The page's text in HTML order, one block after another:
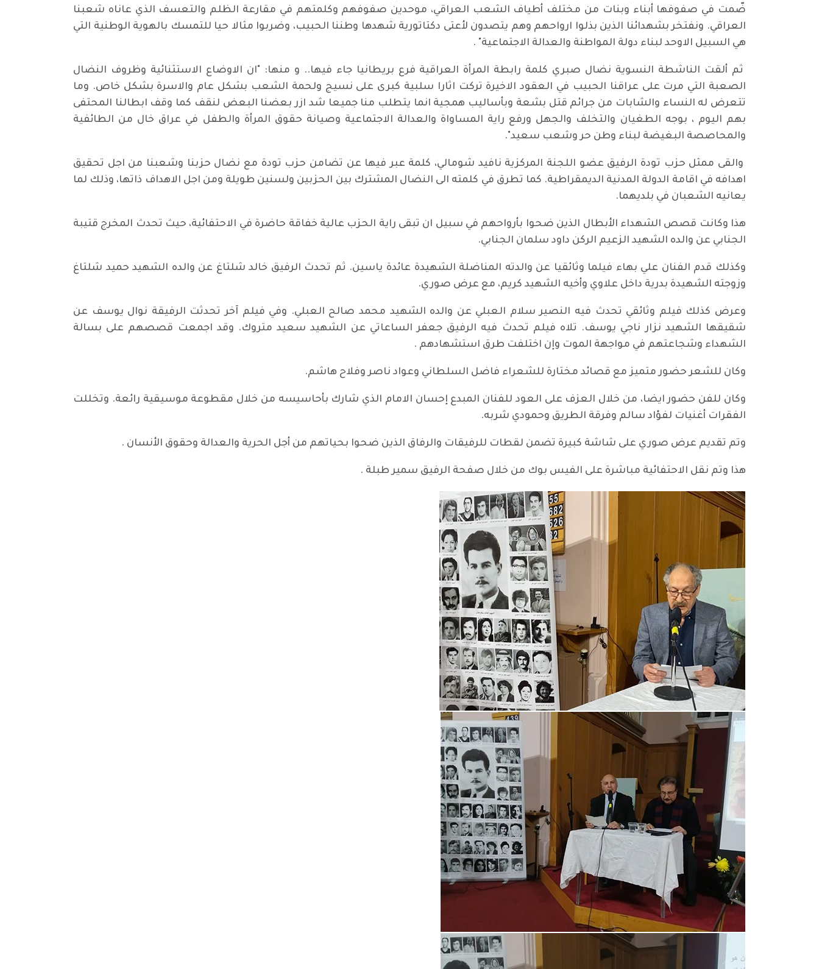
ضّمت في صفوفها أبناء وبنات من مختلف أطياف الشعب العراقي، موحدين صفوفهم وكلمتهم في مقارعة الظلم والتعسف الذي عاناه شعبنا
العراقي. ونفتخر بشهدائنا الذين بذلوا ارواحهم وهم يتصدون لأعتى دكتاتورية شهدها وطننا الحبيب، وضربوا مثالا حيا للتمسك بالهوية الوطنية التي
هي السبيل الاوحد لبناء دولة المواطنة والعدالة الاجتماعية" .
ثم ألقت الناشطة النسوية نضال صبري كلمة رابطة المرأة العراقية فرع بريطانيا جاء فيها.. و منها: "ان الاوضاع الاستثنائية وظروف النضال
الصعبة التي مرت على عراقنا الحبيب في العقود الاخيرة تركت اثارا سلبية كبرى على نسيج ولحمة الشعب بشكل عام والاسرة بشكل خاص. وما
تتعرض له النساء والشابات من جرائم قتل بشعة وبأساليب همجية انما يتطلب منا جميعا شد ازر بعضنا البعض لنقف كما وقف ابطالنا المحتفى
بهم اليوم ، بوجه الطغيان والتخلف والجهل ورفع راية المساواة والعدالة الاجتماعية وصيانة حقوق المرأة والطفل في عراق خال من الطائفية
والمحاصصة البغيضة لبناء وطن حر وشعب سعيد".
والقى ممثل حزب تودة الرفيق عضو اللجنة المركزية نافيد شومالي، كلمة عبر فيها عن تضامن حزب تودة مع نضال حزبنا وشعبنا من اجل تحقيق
اهدافه في اقامة الدولة المدنية الديمقراطية. كما تطرق في كلمته الى النضال المشترك بين الحزبين ولسنين طويلة ومن اجل الاهداف ذاتها، وذلك لما
يعانيه الشعبان في بلديهما.
هذا وكانت قصص الشهداء الأبطال الذين ضحوا بأرواحهم في سبيل ان تبقى راية الحزب عالية خفاقة حاضرة في الاحتفائية، حيث تحدث المخرج قتيبة
الجنابي عن والده الشهيد الزعيم الركن داود سلمان الجنابي.
وكذلك قدم الفنان علي بهاء فيلما وثائقيا عن والدته المناضلة الشهيدة عائدة ياسين. ثم تحدث الرفيق خالد شلتاغ عن والده الشهيد حميد شلتاغ
وزوجته الشهيدة بدرية داخل علاوي وأخيه الشهيد كريم، مع عرض صوري.
وعرض كذلك فيلم وثائقي تحدث فيه النصير سلام العبلي عن والده الشهيد محمد صالح العبلي. وفي فيلم آخر تحدثت الرفيقة نوال يوسف عن
شقيقها الشهيد نزار ناجي يوسف. تلاه فيلم تحدث فيه الرفيق جعفر الساعاتي عن الشهيد سعيد متروك. وقد اجمعت قصصهم على بسالة
الشهداء وشجاعتهم في مواجهة الموت وإن اختلفت طرق استشهادهم .
وكان للشعر حضور متميز مع قصائد مختارة للشعراء فاضل السلطاني وعواد ناصر وفلاح هاشم.
وكان للفن حضور ايضا، من خلال العزف على العود للفنان المبدع إحسان الامام الذي شارك بأحاسيسه من خلال مقطوعة موسيقية رائعة. وتخللت
الفقرات أغنيات لفؤاد سالم وفرقة الطريق وحمودي شربه.
وتم تقديم عرض صوري على شاشة كبيرة تضمن لقطات للرفيقات والرفاق الذين ضحوا بحياتهم من أجل الحرية والعدالة وحقوق الأنسان .
هذا وتم نقل الاحتفائية مباشرة على الفيس بوك من خلال صفحة الرفيق سمير طبلة .